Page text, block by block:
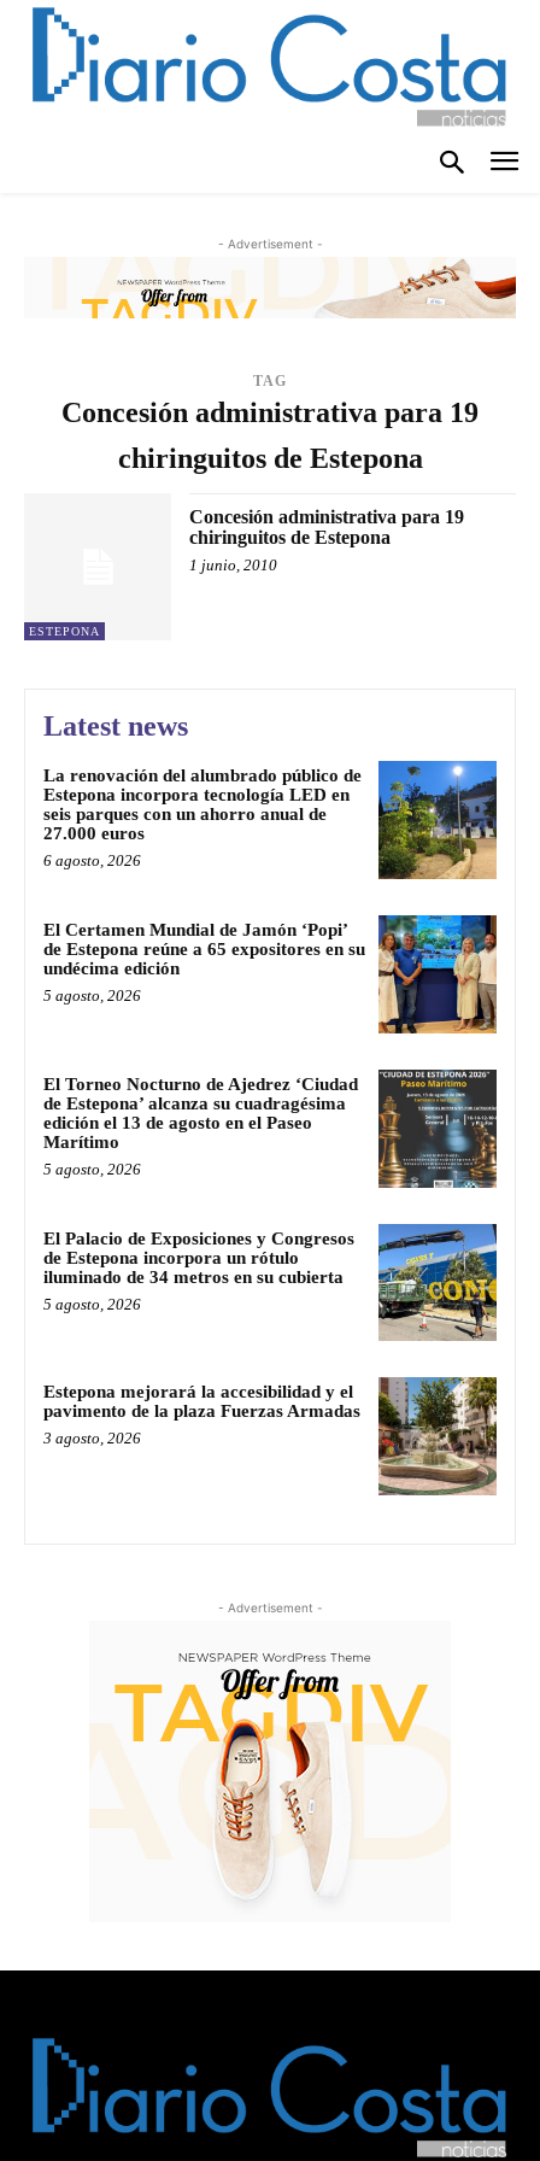
- Advertisement -
TAG
Concesión administrativa para 19
chiringuitos de Estepona
ESTEPONA
Concesión administrativa para 19
chiringuitos de Estepona
1 junio, 2010
Latest news
La renovación del alumbrado público de
Estepona incorpora tecnología LED en
seis parques con un ahorro anual de
27.000 euros
6 agosto, 2026
El Certamen Mundial de Jamón ‘Popi’
de Estepona reúne a 65 expositores en su
undécima edición
5 agosto, 2026
El Torneo Nocturno de Ajedrez ‘Ciudad
de Estepona’ alcanza su cuadragésima
edición el 13 de agosto en el Paseo
Marítimo
5 agosto, 2026
El Palacio de Exposiciones y Congresos
de Estepona incorpora un rótulo
iluminado de 34 metros en su cubierta
5 agosto, 2026
Estepona mejorará la accesibilidad y el
pavimento de la plaza Fuerzas Armadas
3 agosto, 2026
- Advertisement -